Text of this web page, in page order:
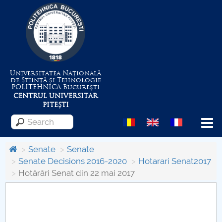
Universitatea Națională
de Știință și Tehnologie
POLITEHNICABucurești
CENTRUL UNIVERSITAR
PITEȘTI
Menu
About the University
Senate
Senate
Senate Decisions 2016-2020
Hotarari Senat2017
Hotărâri Senat din 22 mai 2017